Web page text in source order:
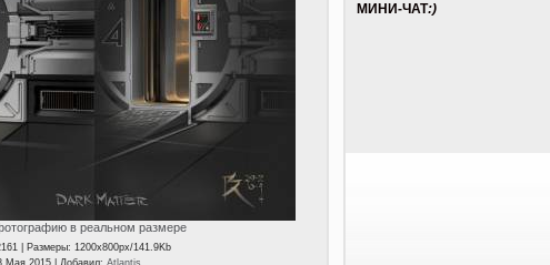
в реальном размере
| Размеры: 1200x800px/141.9Kb
Мая 2015 | Добавил: Atlantis
МИНИ-ЧАТ:)